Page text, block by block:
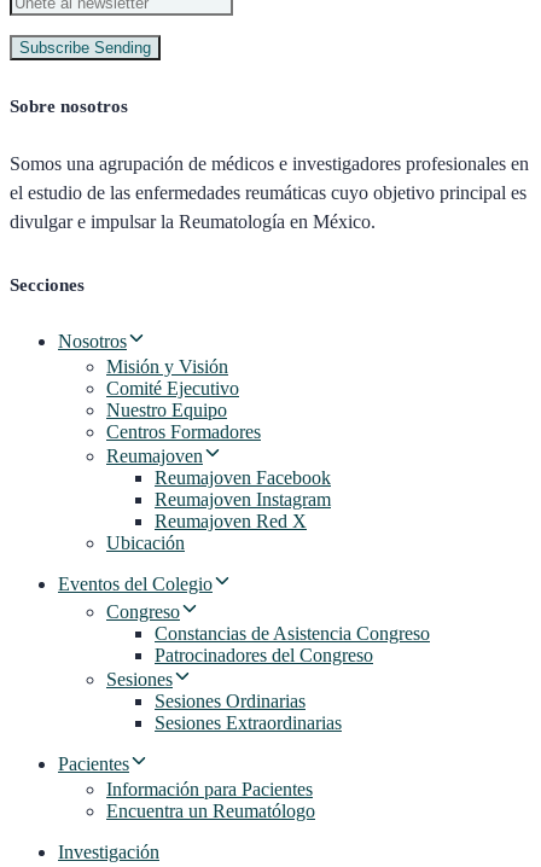
Subscribe Sending
Sobre nosotros
Somos una agrupación de médicos e investigadores profesionales en
el estudio de las enfermedades reumáticas cuyo objetivo principal es
divulgar e impulsar la Reumatología en México.
Secciones
Nosotros
Misión y Visión
Comité Ejecutivo
Nuestro Equipo
Centros Formadores
Reumajoven
Reumajoven Facebook
Reumajoven Instagram
Reumajoven Red X
Ubicación
Eventos del Colegio
Congreso
Constancias de Asistencia Congreso
Patrocinadores del Congreso
Sesiones
Sesiones Ordinarias
Sesiones Extraordinarias
Pacientes
Información para Pacientes
Encuentra un Reumatólogo
Investigación